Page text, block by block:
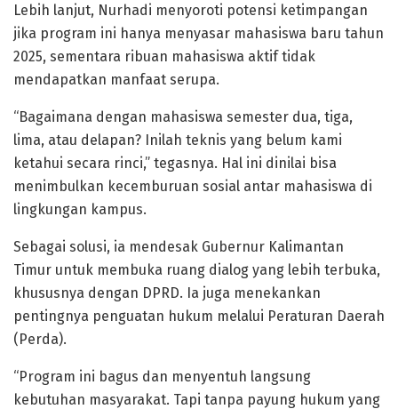
Lebih lanjut, Nurhadi menyoroti potensi ketimpangan
jika program ini hanya menyasar mahasiswa baru tahun
2025, sementara ribuan mahasiswa aktif tidak
mendapatkan manfaat serupa.
“Bagaimana dengan mahasiswa semester dua, tiga,
lima, atau delapan? Inilah teknis yang belum kami
ketahui secara rinci,” tegasnya. Hal ini dinilai bisa
menimbulkan kecemburuan sosial antar mahasiswa di
lingkungan kampus.
Sebagai solusi, ia mendesak Gubernur Kalimantan
Timur untuk membuka ruang dialog yang lebih terbuka,
khususnya dengan DPRD. Ia juga menekankan
pentingnya penguatan hukum melalui Peraturan Daerah
(Perda).
“Program ini bagus dan menyentuh langsung
kebutuhan masyarakat. Tapi tanpa payung hukum yang